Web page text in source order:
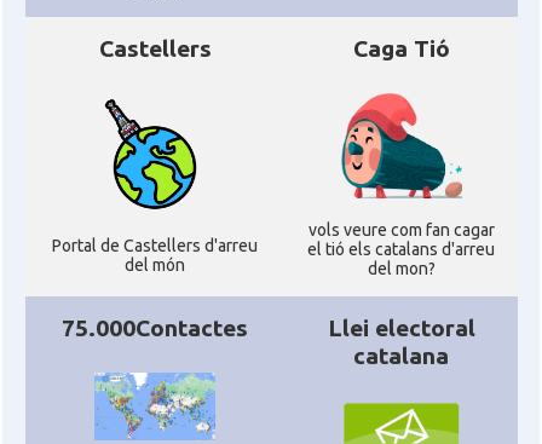
Castellers
Portal de Castellers d'arreu
del món
Caga Tió
vols veure com fan cagar
el tió els catalans d'arreu
del mon?
75.000Contactes
Llei electoral
catalana